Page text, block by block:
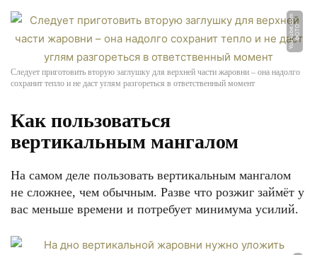
Ф
О
Т
О:
Y
o
u
T
u
b
e.
c
o
m
Следует приготовить вторую заглушку для верхней части жаровни – она надолго
сохранит тепло и не даст углям разгореться в ответственный момент
Как пользоваться
вертикальным мангалом
На самом деле пользовать вертикальным мангалом
не сложнее, чем обычным. Разве что розжиг займёт у
вас меньше времени и потребует минимума усилий.